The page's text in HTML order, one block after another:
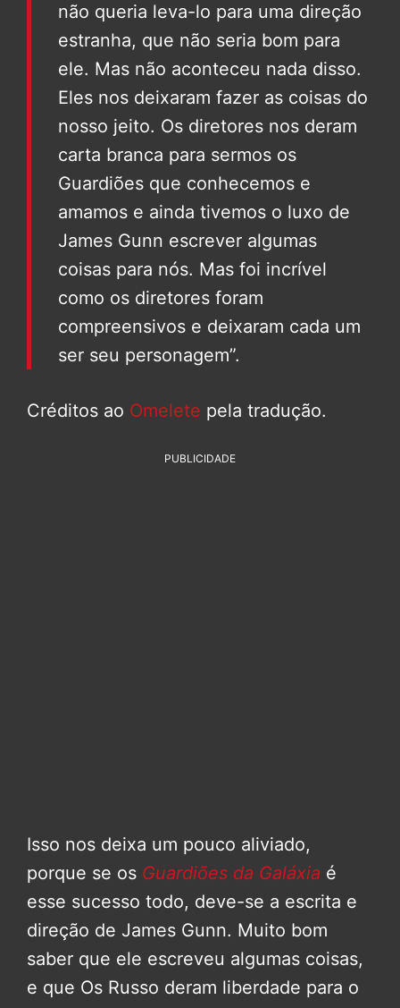
não queria leva-lo para uma direção
estranha, que não seria bom para
ele. Mas não aconteceu nada disso.
Eles nos deixaram fazer as coisas do
nosso jeito. Os diretores nos deram
carta branca para sermos os
Guardiões que conhecemos e
amamos e ainda tivemos o luxo de
James Gunn escrever algumas
coisas para nós. Mas foi incrível
como os diretores foram
compreensivos e deixaram cada um
ser seu personagem”.
Créditos ao Omelete pela tradução.
PUBLICIDADE
Isso nos deixa um pouco aliviado,
porque se os Guardiões da Galáxia é
esse sucesso todo, deve-se a escrita e
direção de James Gunn. Muito bom
saber que ele escreveu algumas coisas,
e que Os Russo deram liberdade para o